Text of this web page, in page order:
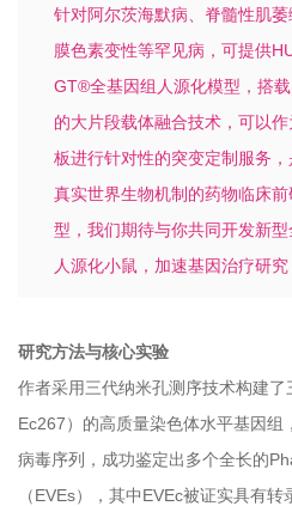
针对阿尔茨海默病、脊髓性肌萎
膜色素变性等罕见病，可提供
GT®全基因组人源化模型，搭
的大片段载体融合技术，可以
板进行针对性的突变定制服务，
真实世界生物机制的药物临床
型，我们期待与你共同开发新型
人源化小鼠，加速基因治疗研究
研究方法与核心实验
作者采用三代纳米孔测序技术构建了
Ec267）的高质量染色体水平基因组
病毒序列，成功鉴定出多个全长的
（EVEs），其中EVEc被证实具有